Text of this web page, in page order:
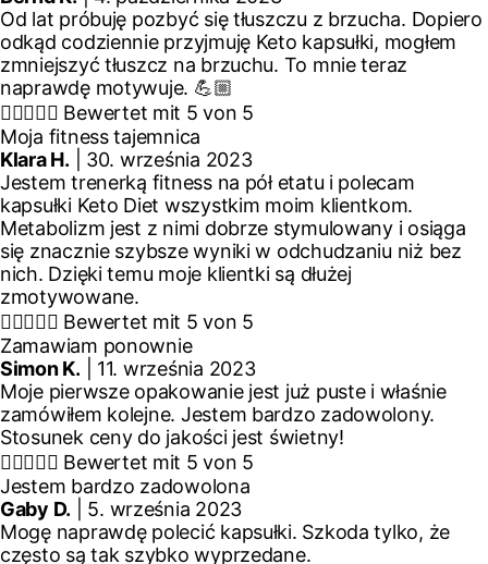
Od lat próbuję pozbyć się tłuszczu z brzucha. Dopiero
odkąd codziennie przyjmuję Keto kapsułki, mogłem
zmniejszyć tłuszcz na brzuchu. To mnie teraz
naprawdę motywuje. 💪🏼
 Bewertet mit 5 von 5
Moja fitness tajemnica
Klara H. | 30. września 2023
Jestem trenerką fitness na pół etatu i polecam
kapsułki Keto Diet wszystkim moim klientkom.
Metabolizm jest z nimi dobrze stymulowany i osiąga
się znacznie szybsze wyniki w odchudzaniu niż bez
nich. Dzięki temu moje klientki są dłużej
zmotywowane.
 Bewertet mit 5 von 5
Zamawiam ponownie
Simon K. | 11. września 2023
Moje pierwsze opakowanie jest już puste i właśnie
zamówiłem kolejne. Jestem bardzo zadowolony.
Stosunek ceny do jakości jest świetny!
 Bewertet mit 5 von 5
Jestem bardzo zadowolona
Gaby D. | 5. września 2023
Mogę naprawdę polecić kapsułki. Szkoda tylko, że
często są tak szybko wyprzedane.